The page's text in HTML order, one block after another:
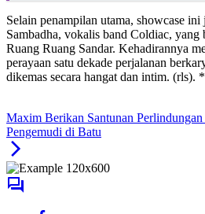
Selain penampilan utama, showcase
Sambadha, vokalis band Coldiac, yang
Ruang Ruang Sandar. Kehadirannya
perayaan satu dekade perjalanan
dikemas secara hangat dan intim. (rls).
Maxim Berikan Santunan
Pengemudi di Batu